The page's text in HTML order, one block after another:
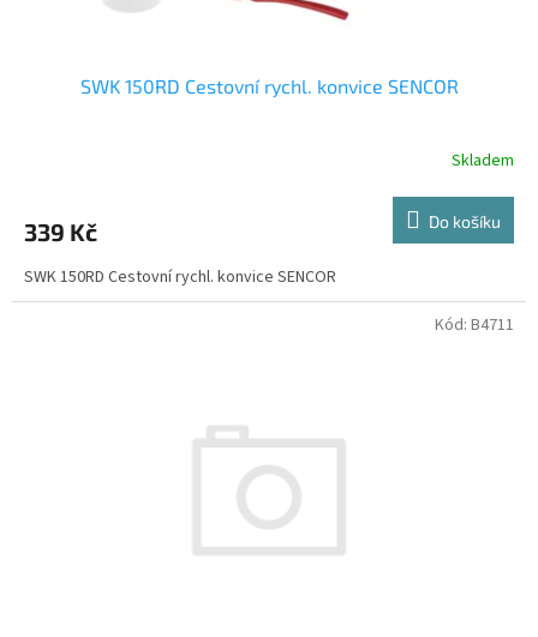
SWK 150RD Cestovní rychl. konvice SENCOR
Skladem
339 Kč Do košíku
SWK 150RD Cestovní rychl. konvice SENCOR
Kód: B4711